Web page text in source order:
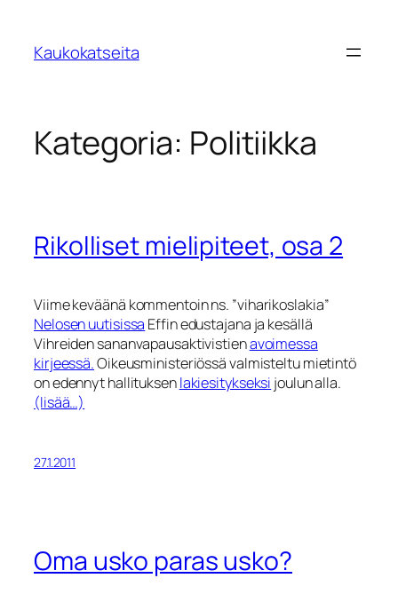
Kaukokatseita
Kategoria: Politiikka
Rikolliset mielipiteet, osa 2
Viime keväänä kommentoin ns. ”viharikoslakia”
Nelosen uutisissa Effin edustajana ja kesällä
Vihreiden sananvapausaktivistienavoimessa
kirjeessä.Oikeusministeriössä valmisteltu mietintö
on edennyt hallituksenlakiesitykseksi joulun alla.
(lisää…)
27.1.2011
Oma usko paras usko?